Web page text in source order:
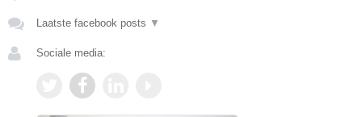
Laatste facebook posts ▼
Sociale media: